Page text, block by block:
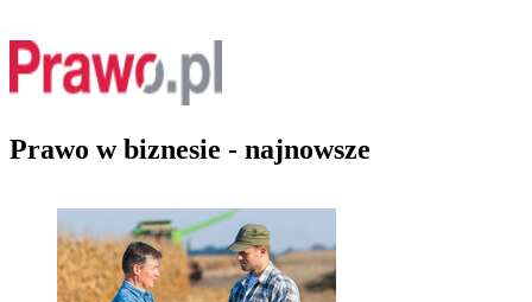
Prawo w biznesie - najnowsze